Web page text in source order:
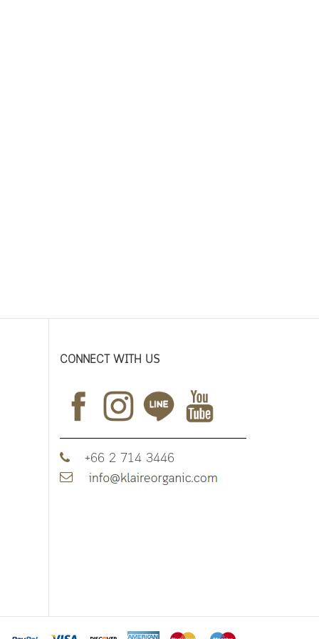
CONNECT WITH US
+66 2 714 3446